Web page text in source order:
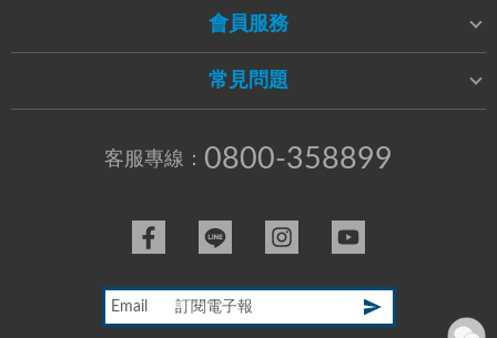
會員服務
常見問題
客服專線： 0800-358899
Email